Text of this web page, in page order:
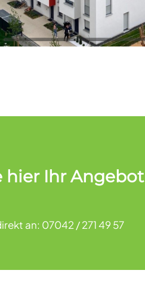
hier Ihr
an: 07042 / 271 49 57